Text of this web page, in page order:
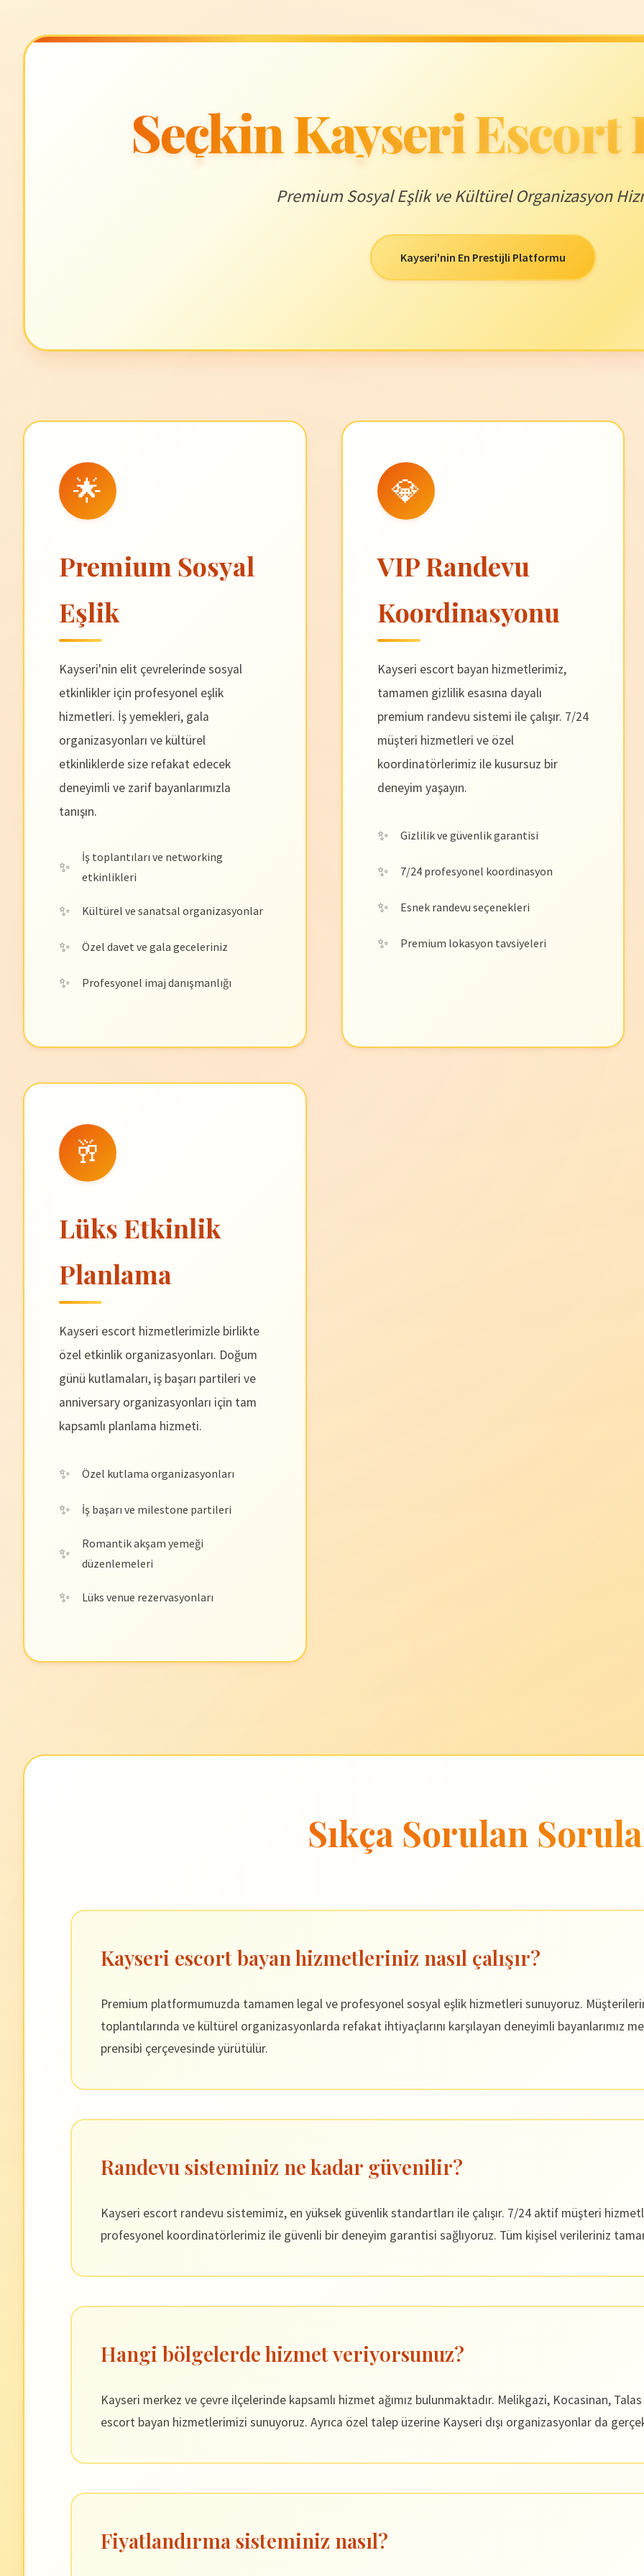
Seçkin Kayseri Escort
Premium Sosyal Eşlik ve Kültürel Organizasyon
Kayseri'nin En Prestijli Platformu
🌟
Premium Sosyal
Eşlik
Kayseri'nin elit çevrelerinde sosyal
etkinlikler için profesyonel eşlik
hizmetleri. İş yemekleri, gala
organizasyonları ve kültürel
etkinliklerde size refakat edecek
deneyimli ve zarif bayanlarımızla
tanışın.
İş toplantıları ve networking
etkinlikleri
Kültürel ve sanatsal organizasyonlar
Özel davet ve gala geceleriniz
Profesyonel imaj danışmanlığı
💎
VIP Randevu
Koordinasyonu
Kayseri escort bayan hizmetlerimiz,
tamamen gizlilik esasına dayalı
premium randevu sistemi ile çalışır. 7/24
müşteri hizmetleri ve özel
koordinatörlerimiz ile kusursuz bir
deneyim yaşayın.
Gizlilik ve güvenlik garantisi
7/24 profesyonel koordinasyon
Esnek randevu seçenekleri
Premium lokasyon tavsiyeleri
🥂
Lüks Etkinlik
Planlama
Kayseri escort hizmetlerimizle birlikte
özel etkinlik organizasyonları. Doğum
günü kutlamaları, iş başarı partileri ve
anniversary organizasyonları için tam
kapsamlı planlama hizmeti.
Özel kutlama organizasyonları
İş başarı ve milestone partileri
Romantik akşam yemeği
düzenlemeleri
Lüks venue rezervasyonları
Sıkça Sorulan
Kayseri escort bayan hizmetleriniz nasıl çalışır?
Premium platformumuzda tamamen legal ve profesyonel sosyal eşlik hizmetleri sunuyoruz.
toplantılarında ve kültürel organizasyonlarda refakat ihtiyaçlarını karşılayan deneyimli bayanlarımız
prensibi çerçevesinde yürütülür.
Randevu sisteminiz ne kadar güvenilir?
Kayseri escort randevu sistemimiz, en yüksek güvenlik standartları ile çalışır. 7/24 aktif müşteri
profesyonel koordinatörlerimiz ile güvenli bir deneyim garantisi sağlıyoruz. Tüm kişisel verileriniz
Hangi bölgelerde hizmet veriyorsunuz?
Kayseri merkez ve çevre ilçelerinde kapsamlı hizmet ağımız bulunmaktadır. Melikgazi, Kocasinan,
escort bayan hizmetlerimizi sunuyoruz. Ayrıca özel talep üzerine Kayseri dışı organizasyonlar da
Fiyatlandırma sisteminiz nasıl?